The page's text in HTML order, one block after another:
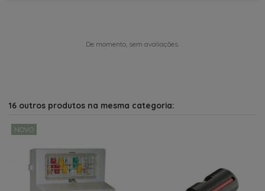
De momento, sem avaliações.
16 outros produtos na mesma categoria:
NOVO